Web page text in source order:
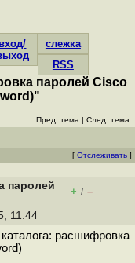
вход/
слежка
RSS
паролей Cisco
Пред. тема | След. тема
[ Отслеживать ]
паролей
+ / –
11:44
расшифровка